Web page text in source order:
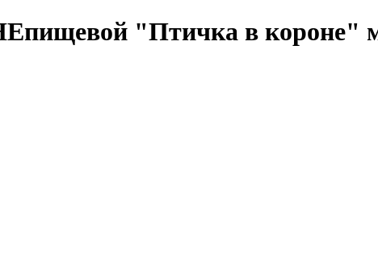
"Птичка в короне"